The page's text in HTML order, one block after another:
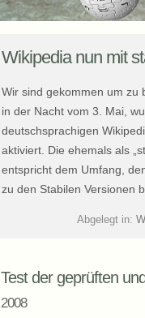
Wikipedia nun mit
Wir sind gekommen um
in der Nacht vom 3. Mai,
deutschsprachigen
aktiviert. Die ehemals als
entspricht dem Umfang,
zu den Stabilen Versionen
Abgelegt in:
Test der geprüften
2008